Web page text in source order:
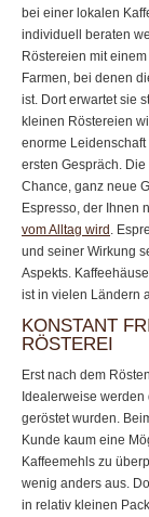
bei einer lokalen
individuell beraten
Röstereien mit
Farmen, bei denen
ist. Dort erwartet sie
kleinen Röstereien
enorme
ersten Gespräch.
Chance, ganz neue
Espresso, der Ihnen
vom Alltag wird .
und seiner Wirkung
Aspekts.
ist in vielen Ländern
KONSTANT
RÖSTEREI
Erst nach dem
Idealerweise
geröstet wurden.
Kunde kaum eine
Kaffeemehls zu
wenig anders aus.
in relativ kleinen